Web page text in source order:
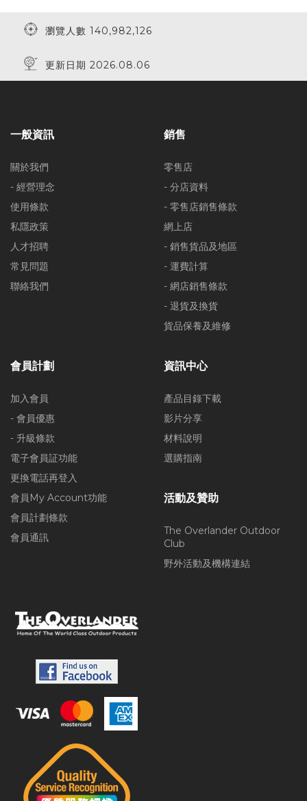
瀏覽人數 140,982,126
更新日期 2026.08.06
一般資訊
關於我們
- 經營理念
使用條款
私隱政策
人才招聘
常見問題
聯絡我們
銷售
零售店
- 分店資料
- 零售店銷售條款
網上店
- 銷售貨品及地區
- 運費計算
- 網店銷售條款
- 退貨及換貨
貨品保養及維修
會員計劃
加入會員
- 會員優惠
- 升級條款
電子會員証功能
更換電話再登入
會員My Account功能
會員計劃條款
會員通訊
資訊中心
產品目錄下載
影片分享
材料說明
選購指南
活動及贊助
The Overlander Outdoor
Club
野外活動及機構連結